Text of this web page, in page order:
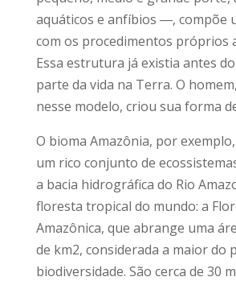
aquáticos e anfíbios ―, compõe
com os procedimentos próprios
Essa estrutura já existia antes
parte da vida na Terra. O
nesse modelo, criou sua forma
O bioma Amazônia, por
um rico conjunto de
a bacia hidrográfica do Rio
floresta tropical do mundo: a
Amazônica, que abrange uma
de km2, considerada a maior do
biodiversidade. São cerca de 30